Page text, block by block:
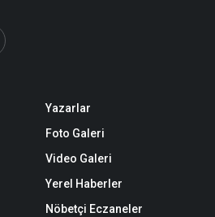
Yazarlar
Foto Galeri
Video Galeri
Yerel Haberler
Nöbetçi Eczaneler